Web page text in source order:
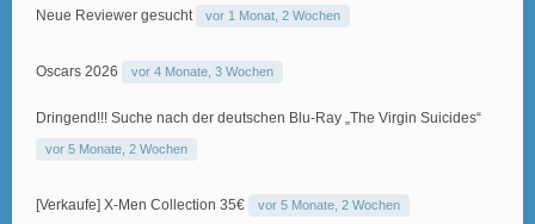
Neue Reviewer gesucht vor 1 Monat, 2 Wochen
Oscars 2026 vor 4 Monate, 3 Wochen
Dringend!!! Suche nach der deutschen Blu-Ray „The Virgin Suicides“
vor 5 Monate, 2 Wochen
[Verkaufe] X-Men Collection 35€ vor 5 Monate, 2 Wochen